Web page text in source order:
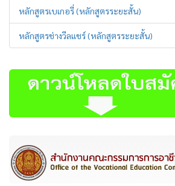
หลักสูตรเบเกอรี่ (หลักสูตรระยะสั้น)
หลักสูตรช่างวีลแชร์ (หลักสูตรระยะสั้น)